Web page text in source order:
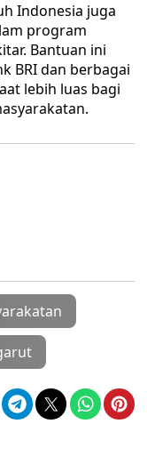
Indonesia juga
program
Bantuan ini
BRI dan berbagai
lebih luas bagi